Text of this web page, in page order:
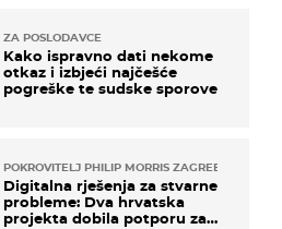
ZA POSLODAVCE
Kako ispravno dati nekome
otkaz i izbjeći najčešće
pogreške te sudske sporove
POKROVITELJ PHILIP MORRIS ZAGREB
Digitalna rješenja za stvarne
probleme: Dva hrvatska
projekta dobila potporu za